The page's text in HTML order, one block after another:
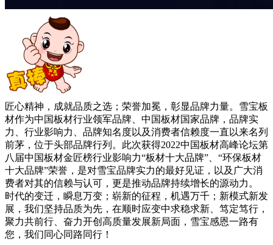
匠心精神，成就品质之选；荣誉加冕，彰显品牌力量。雪宝板
材作为中国板材行业领军品牌、中国板材国家品牌，品牌实
力、行业影响力、品牌知名度以及消费者信赖度一直以来名列
前茅，位于头部品牌行列。此次获得2022中国板材高峰论坛第
八届中国板材金匠榜行业影响力“板材十大品牌”、“环保板材
十大品牌”荣誉，是对雪宝品牌实力的最好见证，以及广大消
费者对其的信赖与认可，更是推动品牌持续增长的源动力。
时代的变迁，瞬息万变；崭新的征程，机遇万千；新模式新发
展，我们坚持品质为先，在顺时应变中求稳求新、笃定笃行，
聚力共前行、奋力开创高质量发展新局面，雪宝感恩一路有
您，我们同心同路同行！